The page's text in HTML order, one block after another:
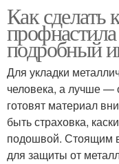
Как сделать
подробный
Для укладки
человека, а лучше —
готовят материал
быть страховка,
подошвой. Стоящим
для защиты от